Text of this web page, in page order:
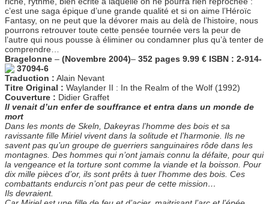
c’est une saga épique d’une grande qualité et si on aime l’Héroïc
Fantasy, on ne peut que la dévorer mais au delà de l’histoire, nous
pourrons retrouver toute cette pensée tournée vers la peur de
l’autre qui nous pousse à éliminer ou condamner plus qu’à tenter de
comprendre…
Bragelonne – (Novembre 2004)– 352 pages 9.99 € ISBN : 2-914-
37094-6
Traduction : Alain Nevant
Titre Original : Waylander II : In the Realm of the Wolf (1992)
Couverture : Didier Graffet
Il venait d’un enfer de souffrance et entra dans un monde de
mort
Dans les monts de Skeln, Dakeyras l’homme des bois et sa
ravissante fille Miriel vivent dans la solitude et l’harmonie. Ils ne
savent pas qu’un groupe de guerriers sanguinaires rôde dans les
montagnes. Des hommes qui n’ont jamais connu la défaite, pour qui
la vengeance et la torture sont comme la viande et la boisson. Pour
dix mille pièces d’or, ils sont prêts à tuer l’homme des bois. Ces
combattants endurcis n’ont pas peur de cette mission…
Ils devraient.